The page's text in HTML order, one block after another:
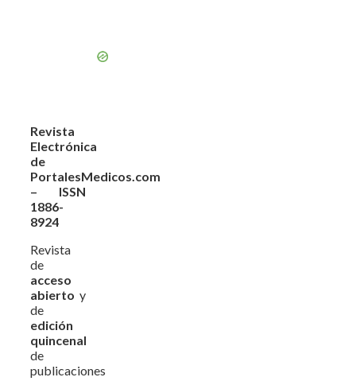
Revista
Electrónica
de
PortalesMedicos.com
– ISSN
1886-
8924
Revista
de
acceso
abierto y
de
edición
quincenal
de
publicaciones